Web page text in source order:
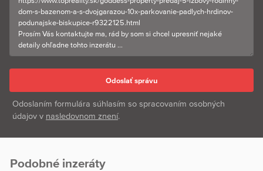
Odoslaním formulára súhlasím so spracovaním osobných
údajov v nasledovnom znení.
Podobné inzeráty